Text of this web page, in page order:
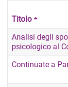
Titolo
Analisi degli
psicologico al
Continuate a